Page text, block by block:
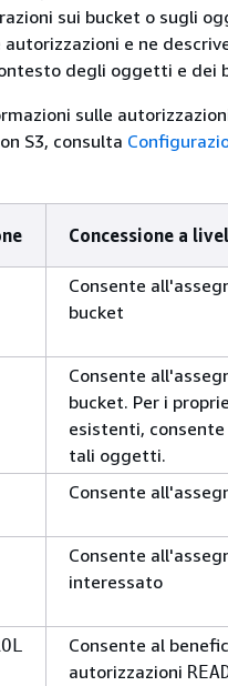
sui bucket o sugli
e ne
degli oggetti e dei
sulle
S3, consulta
Concessione a
Consente
bucket
Consente
bucket. Per i
esistenti,
tali oggetti.
Consente
Consente
interessato
Consente al
autorizzazioni